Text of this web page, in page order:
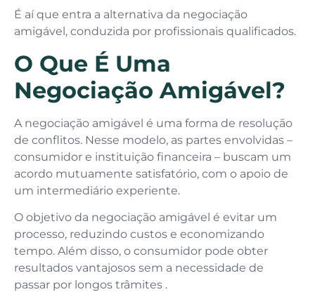
É aí que entra a alternativa da negociação
amigável, conduzida por profissionais qualificados.
O Que É Uma
Negociação Amigável?
A negociação amigável é uma forma de resolução
de conflitos. Nesse modelo, as partes envolvidas –
consumidor e instituição financeira – buscam um
acordo mutuamente satisfatório, com o apoio de
um intermediário experiente.
O objetivo da negociação amigável é evitar um
processo, reduzindo custos e economizando
tempo. Além disso, o consumidor pode obter
resultados vantajosos sem a necessidade de
passar por longos trâmites .